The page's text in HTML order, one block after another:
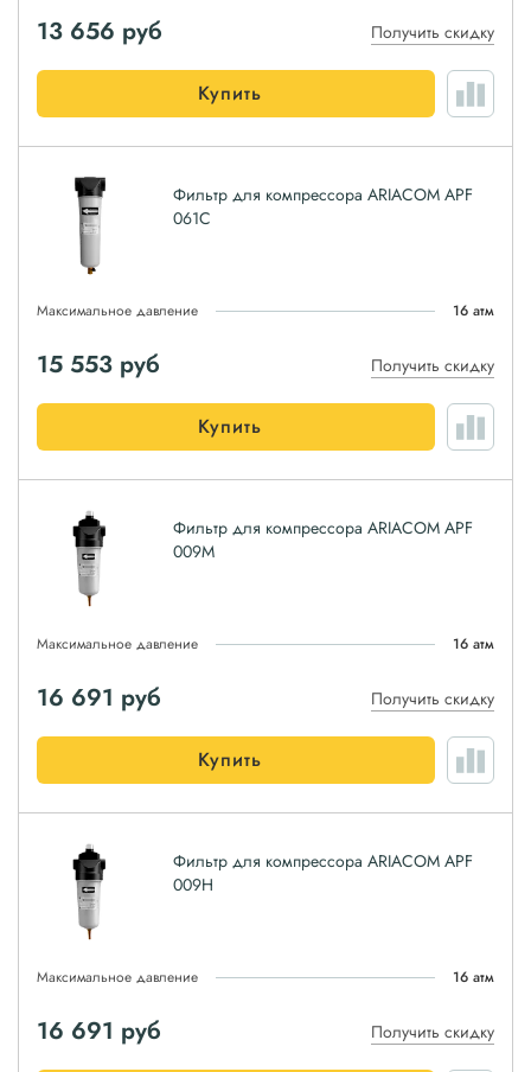
13 656 руб Получить скидку
Купить
Фильтр для компрессора ARIACOM APF
061C
Максимальное давление 16 атм
15 553 руб Получить скидку
Купить
Фильтр для компрессора ARIACOM APF
009M
Максимальное давление 16 атм
16 691 руб Получить скидку
Купить
Фильтр для компрессора ARIACOM APF
009H
Максимальное давление 16 атм
16 691 руб Получить скидку